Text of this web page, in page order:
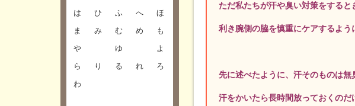
は
ひ ふ へ
ほ
ま
み む め
も
や
ゆ
よ
ら
り る れ
ろ
わ
ただ私たちが汗や臭い対策をする
利き腕側の脇を慎重にケアするよ
先に述べたように、汗そのものは無
汗をかいたら長時間放っておくのだ